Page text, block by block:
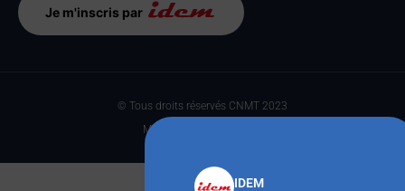
IDEM
Je m'inscris par
© Tous droits réservés CNMT 2023
Made with